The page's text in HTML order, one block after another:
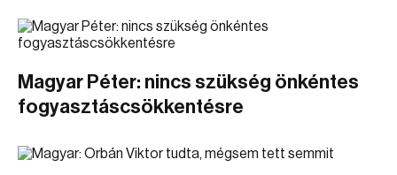
Magyar Péter: nincs szükség önkéntes
fogyasztáscsökkentésre